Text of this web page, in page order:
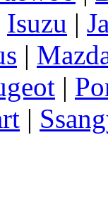
Isuzu |
|
|
|